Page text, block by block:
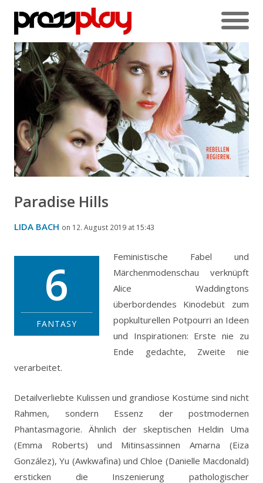
Paradise Hills
LIDA BACH on 12. August 2019 at 15:43
6
FANTASY
Feministische Fabel und
Märchenmodenschau verknüpft
Alice Waddingtons
überbordendes Kinodebüt zum
popkulturellen Potpourri an Ideen
und Inspirationen: Erste nie zu
Ende gedachte, Zweite nie
verarbeitet.
Detailverliebte Kulissen und grandiose Kostüme sind nicht
Rahmen, sondern Essenz der postmodernen
Phantasmagorie. Ähnlich der skeptischen Heldin Uma
(Emma Roberts) und Mitinsassinnen Amarna (Eiza
González), Yu (Awkwafina) und Chloe (Danielle Macdonald)
ersticken die Inszenierung pathologischer